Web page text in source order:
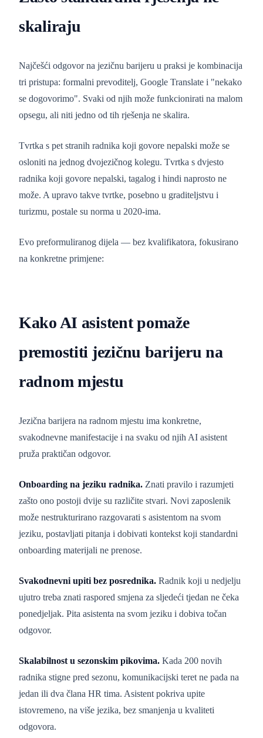
skaliraju
Najčešći odgovor na jezičnu barijeru u praksi je kombinacija
tri pristupa: formalni prevoditelj, Google Translate i "nekako
se dogovorimo". Svaki od njih može funkcionirati na malom
opsegu, ali niti jedno od tih rješenja ne skalira.
Tvrtka s pet stranih radnika koji govore nepalski može se
osloniti na jednog dvojezičnog kolegu. Tvrtka s dvjesto
radnika koji govore nepalski, tagalog i hindi naprosto ne
može. A upravo takve tvrtke, posebno u graditeljstvu i
turizmu, postale su norma u 2020-ima.
Evo preformuliranog dijela — bez kvalifikatora, fokusirano
na konkretne primjene:
Kako AI asistent pomaže
premostiti jezičnu barijeru na
radnom mjestu
Jezična barijera na radnom mjestu ima konkretne,
svakodnevne manifestacije i na svaku od njih AI asistent
pruža praktičan odgovor.
Onboarding na jeziku radnika. Znati pravilo i razumjeti
zašto ono postoji dvije su različite stvari. Novi zaposlenik
može nestrukturirano razgovarati s asistentom na svom
jeziku, postavljati pitanja i dobivati kontekst koji standardni
onboarding materijali ne prenose.
Svakodnevni upiti bez posrednika. Radnik koji u nedjelju
ujutro treba znati raspored smjena za sljedeći tjedan ne čeka
ponedjeljak. Pita asistenta na svom jeziku i dobiva točan
odgovor.
Skalabilnost u sezonskim pikovima. Kada 200 novih
radnika stigne pred sezonu, komunikacijski teret ne pada na
jedan ili dva člana HR tima. Asistent pokriva upite
istovremeno, na više jezika, bez smanjenja u kvaliteti
odgovora.